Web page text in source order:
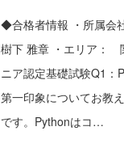
◆合格者情報 ・所属会
樹下 雅章 ・エリア：
ニア認定基礎試験Q1：
第一印象についてお教
です。Pythonはコ…